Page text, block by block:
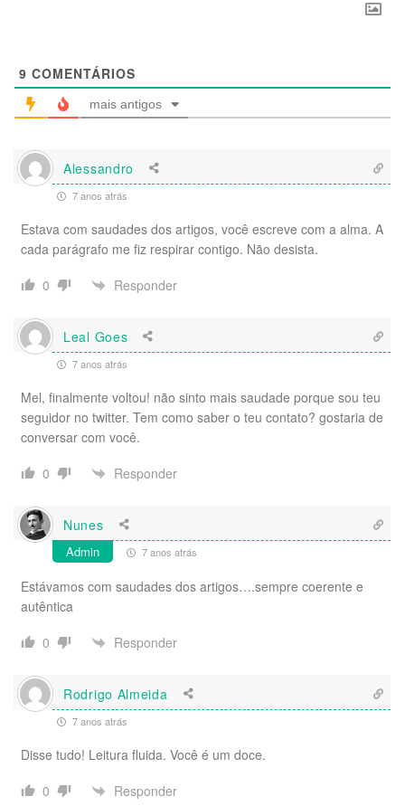
9 COMENTÁRIOS
mais antigos
Alessandro
7 anos atrás
Estava com saudades dos artigos, você escreve com a alma. A
cada parágrafo me fiz respirar contigo. Não desista.
0
Responder
Leal Goes
7 anos atrás
Mel, finalmente voltou! não sinto mais saudade porque sou teu
seguidor no twitter. Tem como saber o teu contato? gostaria de
conversar com você.
0
Responder
Nunes
Admin 7 anos atrás
Estávamos com saudades dos artigos….sempre coerente e
autêntica
0
Responder
Rodrigo Almeida
7 anos atrás
Disse tudo! Leitura fluida. Você é um doce.
0
Responder